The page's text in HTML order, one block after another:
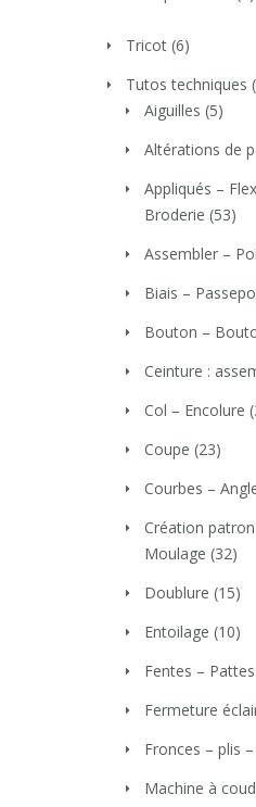
Tricot (6)
Tutos techniques
Aiguilles (5)
Altérations de
Appliqués –
Broderie (53)
Assembler –
Biais –
Bouton –
Ceinture :
Col – Encolure
Coupe (23)
Courbes –
Création
Moulage (32)
Doublure (15)
Entoilage (10)
Fentes –
Fermeture
Fronces – plis
Machine à